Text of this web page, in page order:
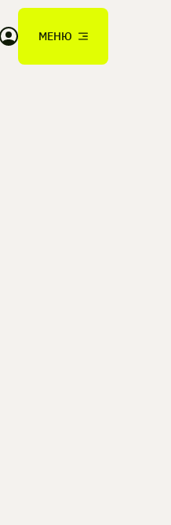
МЕНЮ